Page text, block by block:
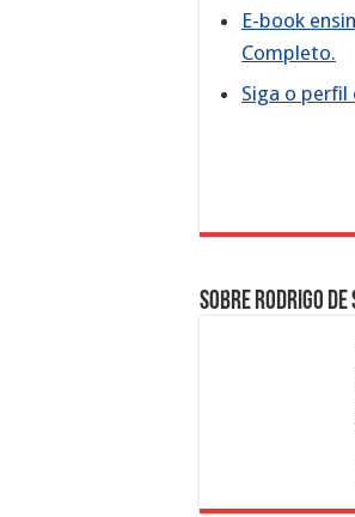
E-book
Completo.
Siga o perfil
Sobre Rodrigo de